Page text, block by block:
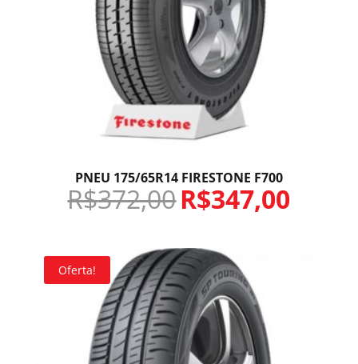
PNEU 175/65R14 FIRESTONE F700
R$372,00R$347,00
Oferta!